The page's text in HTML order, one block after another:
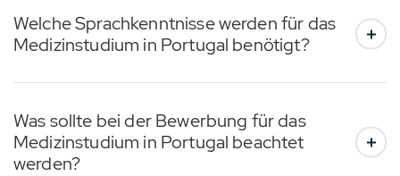
Welche Sprachkenntnisse werden für das
Medizinstudium in Portugal benötigt?
Was sollte bei der Bewerbung für das
Medizinstudium in Portugal beachtet
werden?